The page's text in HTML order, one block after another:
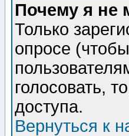
Почему я не
Только
опросе
голосовать,
доступа.
Вернуться к